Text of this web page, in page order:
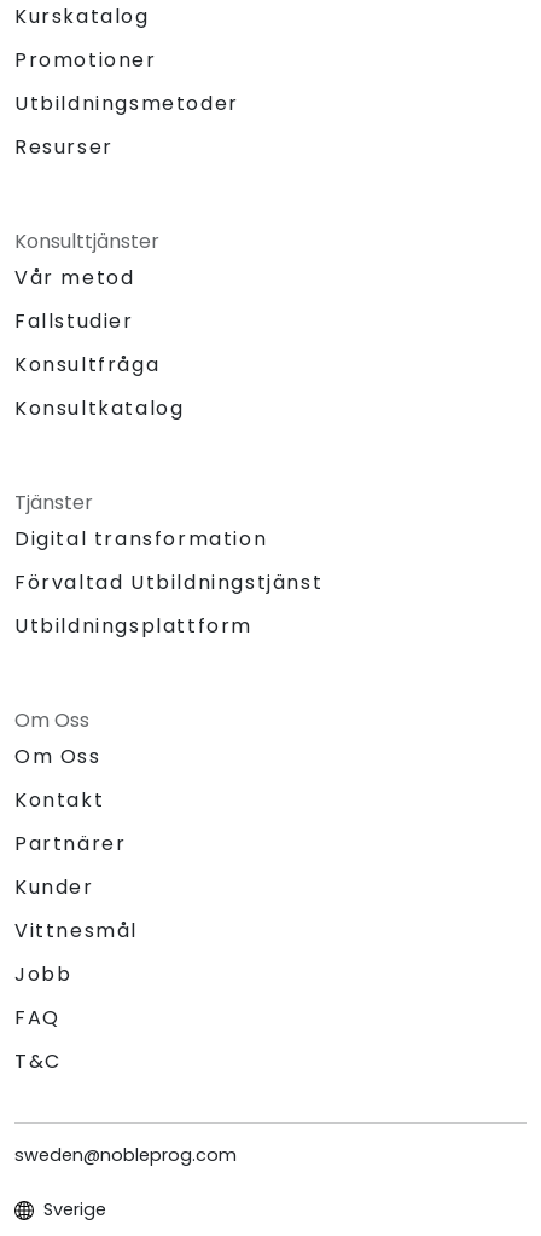
Kurskatalog
Promotioner
Utbildningsmetoder
Resurser
Konsulttjänster
Vår metod
Fallstudier
Konsultfråga
Konsultkatalog
Tjänster
Digital transformation
Förvaltad Utbildningstjänst
Utbildningsplattform
Om Oss
Om Oss
Kontakt
Partnärer
Kunder
Vittnesmål
Jobb
FAQ
T&C
sweden@nobleprog.com
Sverige